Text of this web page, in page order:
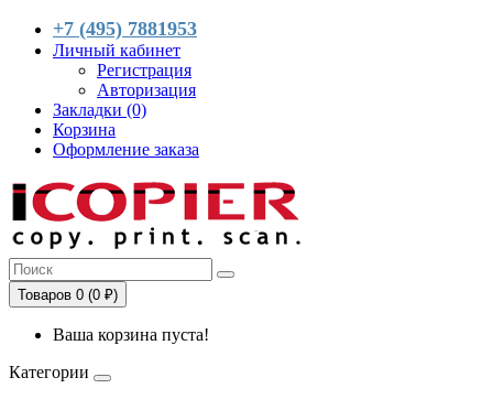
+7 (495) 7881953
Личный кабинет
Регистрация
Авторизация
Закладки (0)
Корзина
Оформление заказа
Товаров 0 (0 ₽)
Ваша корзина пуста!
Категории